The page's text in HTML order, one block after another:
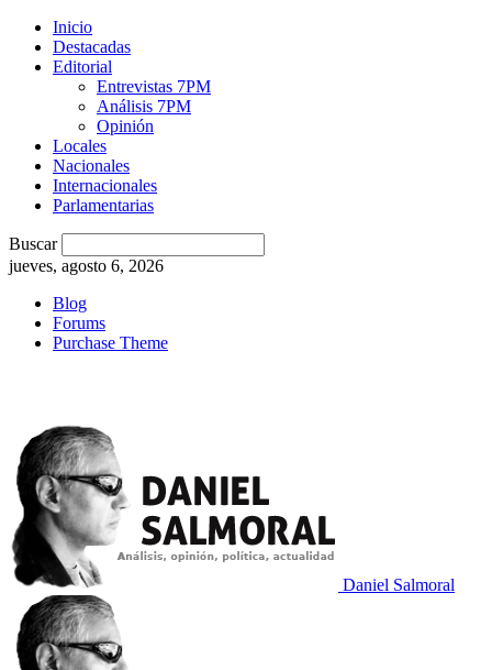
Inicio
Destacadas
Editorial
Entrevistas 7PM
Análisis 7PM
Opinión
Locales
Nacionales
Internacionales
Parlamentarias
Buscar
jueves, agosto 6, 2026
Blog
Forums
Purchase Theme
Daniel Salmoral